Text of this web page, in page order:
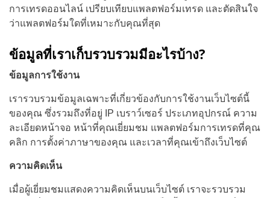
การเทรดออนไลน์ เปรียบเทียบแพลตฟอร์มเทรด และตัดสินใจ
ว่าแพลตฟอร์มใดที่เหมาะกับคุณที่สุด
ข้อมูลที่เราเก็บรวบรวมมีอะไรบ้าง?
ข้อมูลการใช้งาน
เรารวบรวมข้อมูลเฉพาะที่เกี่ยวข้องกับการใช้งานเว็บไซต์นี้
ของคุณ ซึ่งรวมถึงที่อยู่ IP เบราว์เซอร์ ประเภทอุปกรณ์ ความ
ละเอียดหน้าจอ หน้าที่คุณเยี่ยมชม แพลตฟอร์มการเทรดที่คุณ
คลิก การตั้งค่าภาษาของคุณ และเวลาที่คุณเข้าถึงเว็บไซต์
ความคิดเห็น
เมื่อผู้เยี่ยมชมแสดงความคิดเห็นบนเว็บไซต์ เราจะรวบรวม